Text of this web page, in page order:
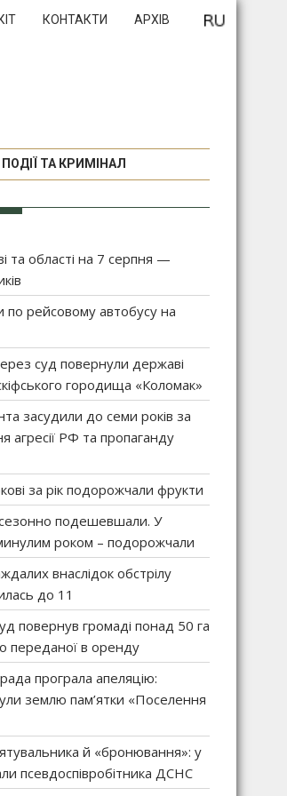
КОНТАКТИ АРХІВ
ПОДІЇ ТА КРИМІНАЛ
та області на 7 серпня —
по рейсовому автобусу на
суд повернули державі
городища «Коломак»
засудили до семи років за
агресії РФ та пропаганду
за рік подорожчали фрукти
сезонно подешевшали. У
роком – подорожчали
внаслідок обстрілу
до 11
повернув громаді понад 50 га
переданої в оренду
програла апеляцію:
землю пам’ятки «Поселення
й «бронювання»: у
псевдоспівробітника ДСНС